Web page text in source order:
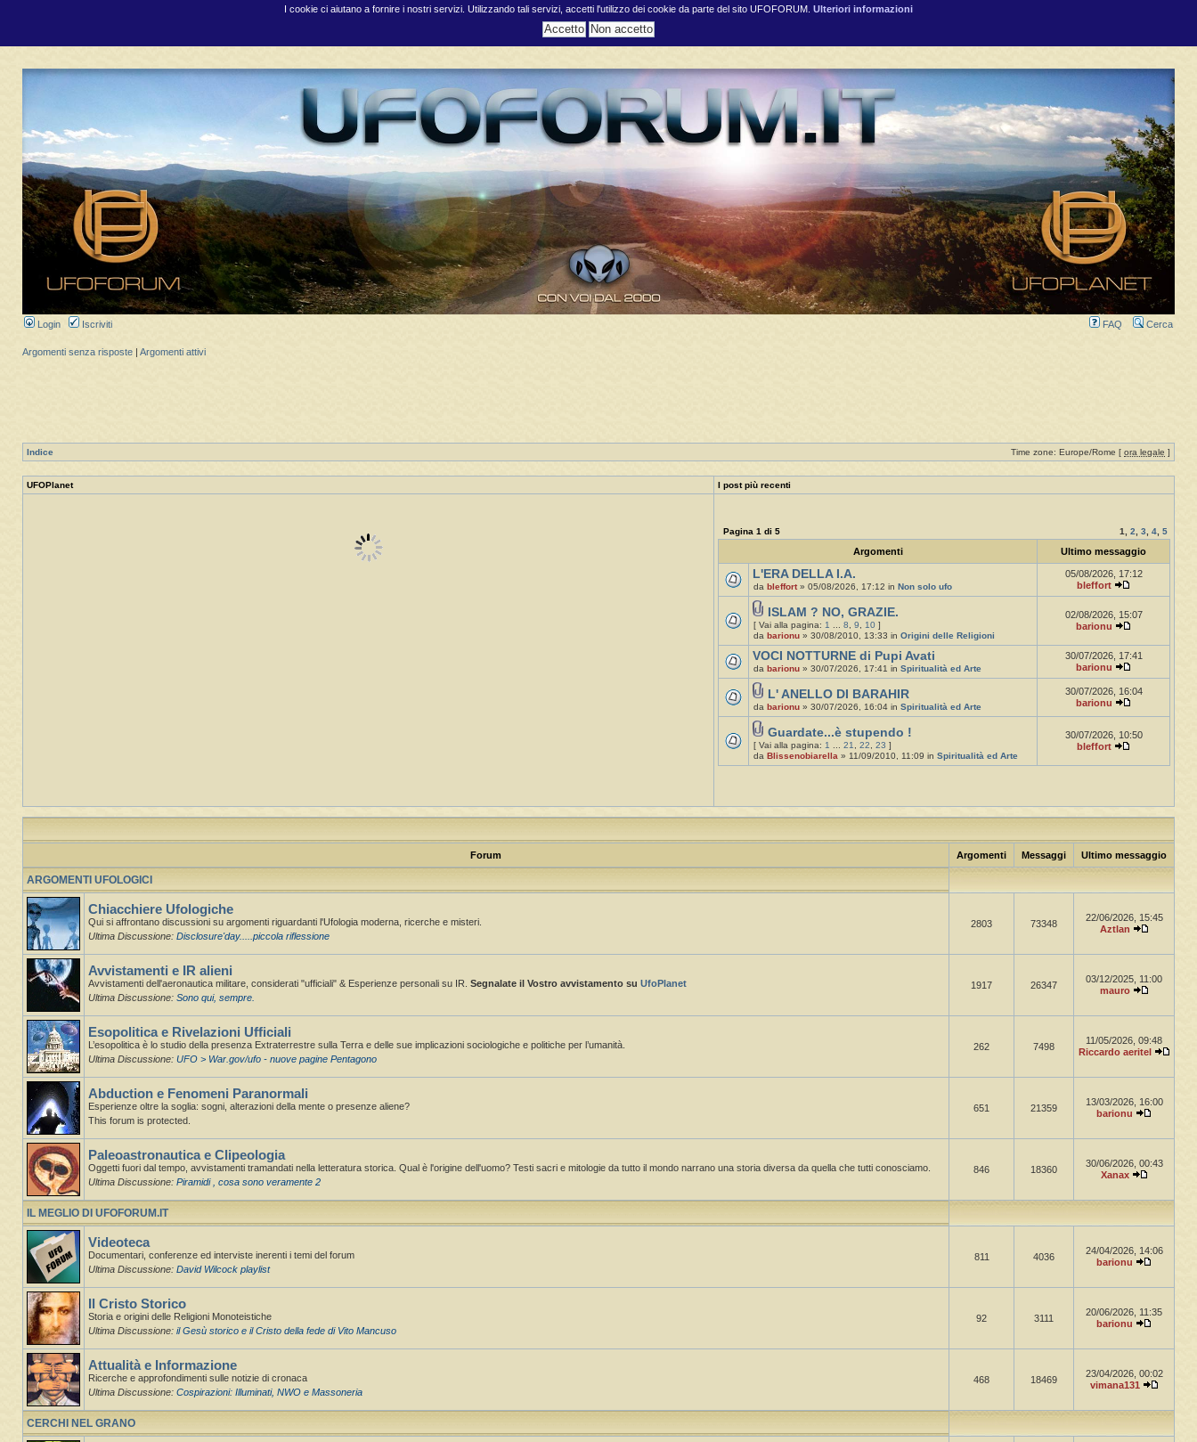
I cookie ci aiutano a fornire i nostri servizi. Utilizzando tali servizi, accetti l'utilizzo dei cookie da parte del sito UFOFORUM. Ulteriori informazioni
Login Iscriviti FAQ Cerca
Argomenti senza risposte Argomenti attivi
Indice Time zone: Europe/Rome [ ora legale ]
UFOPlanet I post più recenti
Pagina 1 di 5 1, 2, 3, 4, 5
Argomenti Ultimo messaggio
L'ERA DELLA I.A.
da bleffort» 05/08/2026, 17:12 in Non solo ufo
05/08/2026, 17:12
bleffort
ISLAM ? NO, GRAZIE.
[ Vai alla pagina: 1 ... 8, 9, 10 ]
da barionu » 30/08/2010, 13:33 in Origini delle Religioni
02/08/2026, 15:07
barionu
VOCI NOTTURNE di Pupi Avati
da barionu » 30/07/2026, 17:41 in Spiritualità ed Arte
30/07/2026, 17:41
barionu
L' ANELLO DI BARAHIR
da barionu » 30/07/2026, 16:04 in Spiritualità ed Arte
30/07/2026, 16:04
barionu
Guardate...è stupendo !
[ Vai alla pagina: 1 ... 21, 22, 23 ]
da Blissenobiarella » 11/09/2010, 11:09 in Spiritualità ed Arte
30/07/2026, 10:50
bleffort
Forum Argomenti Messaggi Ultimo messaggio
ARGOMENTI UFOLOGICI
Chiacchiere Ufologiche
Qui si affrontano discussioni su argomenti riguardanti l'Ufologia moderna, ricerche e misteri.
Ultima Discussione: Disclosure'day.....piccola riflessione
2803 73348
22/06/2026, 15:45
Aztlan
Avvistamenti e IR alieni
Avvistamenti dell'aeronautica militare, considerati "ufficiali" & Esperienze personali su IR. Segnalate il Vostro avvistamento su UfoPlanet
Ultima Discussione: Sono qui, sempre.
1917 26347
03/12/2025, 11:00
mauro
Esopolitica e Rivelazioni Ufficiali
L’esopolitica è lo studio della presenza Extraterrestre sulla Terra e delle sue implicazioni sociologiche e politiche per l’umanità.
Ultima Discussione: UFO > War.gov/ufo - nuove pagine Pentagono
262 7498
11/05/2026, 09:48
Riccardo aeritel
Abduction e Fenomeni Paranormali
Esperienze oltre la soglia: sogni, alterazioni della mente o presenze aliene?
This forum is protected.
651 21359
13/03/2026, 16:00
barionu
Paleoastronautica e Clipeologia
Oggetti fuori dal tempo, avvistamenti tramandati nella letteratura storica. Qual è l'origine dell'uomo? Testi sacri e mitologie da tutto il mondo narrano una storia diversa da quella che tutti conosciamo.
Ultima Discussione: Piramidi , cosa sono veramente 2
846 18360
30/06/2026, 00:43
Xanax
IL MEGLIO DI UFOFORUM.IT
Videoteca
Documentari, conferenze ed interviste inerenti i temi del forum
Ultima Discussione: David Wilcock playlist
811 4036
24/04/2026, 14:06
barionu
Il Cristo Storico
Storia e origini delle Religioni Monoteistiche
Ultima Discussione: il Gesù storico e il Cristo della fede di Vito Mancuso
92 3111
20/06/2026, 11:35
barionu
Attualità e Informazione
Ricerche e approfondimenti sulle notizie di cronaca
Ultima Discussione: Cospirazioni: Illuminati, NWO e Massoneria
468 18469
23/04/2026, 00:02
vimana131
CERCHI NEL GRANO